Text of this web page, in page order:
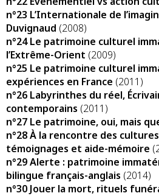
n°23 L’Internationale de
Duvignaud (2008)
n°24 Le patrimoine culturel
l’Extrême-Orient (2009)
n°25 Le patrimoine culturel
expériences en France (2011)
n°26 Labyrinthes du réel,
contemporains (2011)
n°27 Le patrimoine, oui, mais
n°28 À la rencontre des
témoignages et aide-mémoire
n°29 Alerte : patrimoine
bilingue français-anglais (2014)
n°30 Jouer la mort, rituels